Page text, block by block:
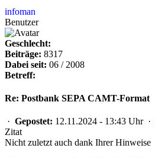
infoman
Benutzer
Geschlecht:
Beiträge: 8317
Dabei seit: 06 / 2008
Betreff:
Re: Postbank SEPA CAMT-Format
· Gepostet: 12.11.2024 - 13:43 Uhr ·
Zitat
Nicht zuletzt auch dank Ihrer Hinweise